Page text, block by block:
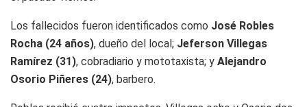
Los fallecidos fueron identificados como José Robles
Rocha (24 años), dueño del local; Jeferson Villegas
Ramírez (31), cobradiario y mototaxista; y Alejandro
Osorio Piñeres (24), barbero.